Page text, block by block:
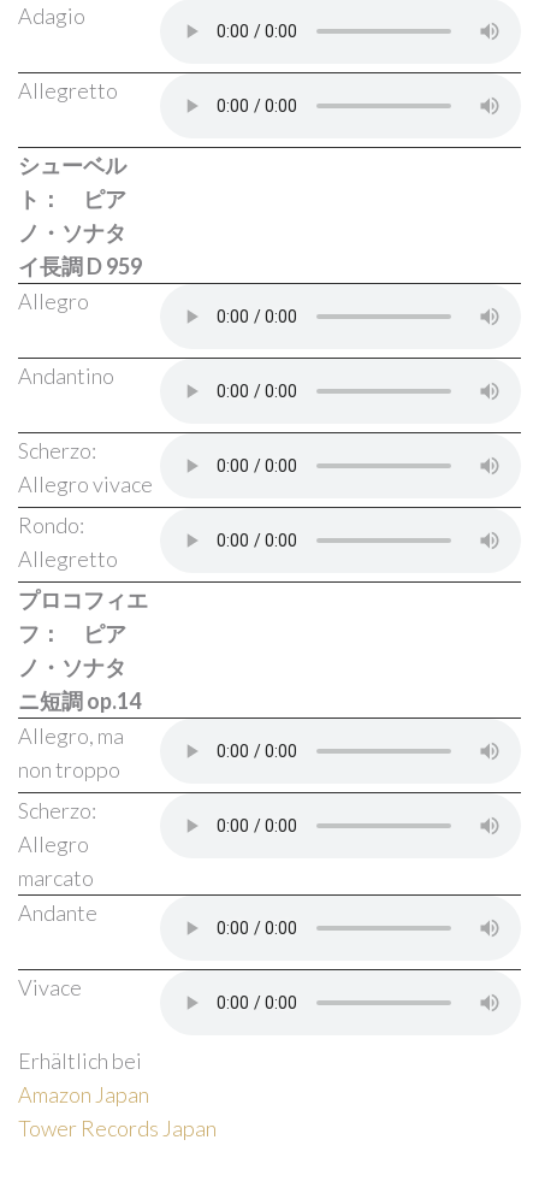
Adagio
Allegretto
シューベル
ト： ピア
ノ・ソナタ
イ長調 D 959
Allegro
Andantino
Scherzo:
Allegro vivace
Rondo:
Allegretto
プロコフィエ
フ： ピア
ノ・ソナタ
ニ短調 op.14
Allegro, ma
non troppo
Scherzo:
Allegro
marcato
Andante
Vivace
Erhältlich bei
Amazon Japan
Tower Records Japan
username?